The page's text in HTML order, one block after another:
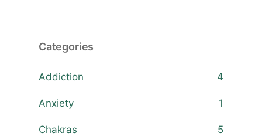
Categories
Addiction 4
Anxiety 1
Chakras 5